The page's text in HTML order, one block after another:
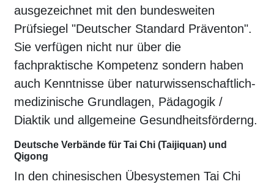
ausgezeichnet mit den bundesweiten
Prüfsiegel "Deutscher Standard Präventon".
Sie verfügen nicht nur über die
fachpraktische Kompetenz sondern haben
auch Kenntnisse über naturwissenschaftlich-
medizinische Grundlagen, Pädagogik /
Diaktik und allgemeine Gesundheitsförderng.
Deutsche Verbände für Tai Chi (Taijiquan) und
Qigong
In den chinesischen Übesystemen Tai Chi